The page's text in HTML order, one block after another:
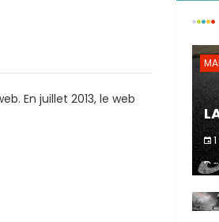
En juillet 2013, le web